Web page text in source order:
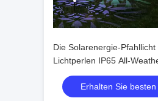
Die Solarenergie-Pfahllicht
Lichtperlen IP65 All-
Erhalten Sie